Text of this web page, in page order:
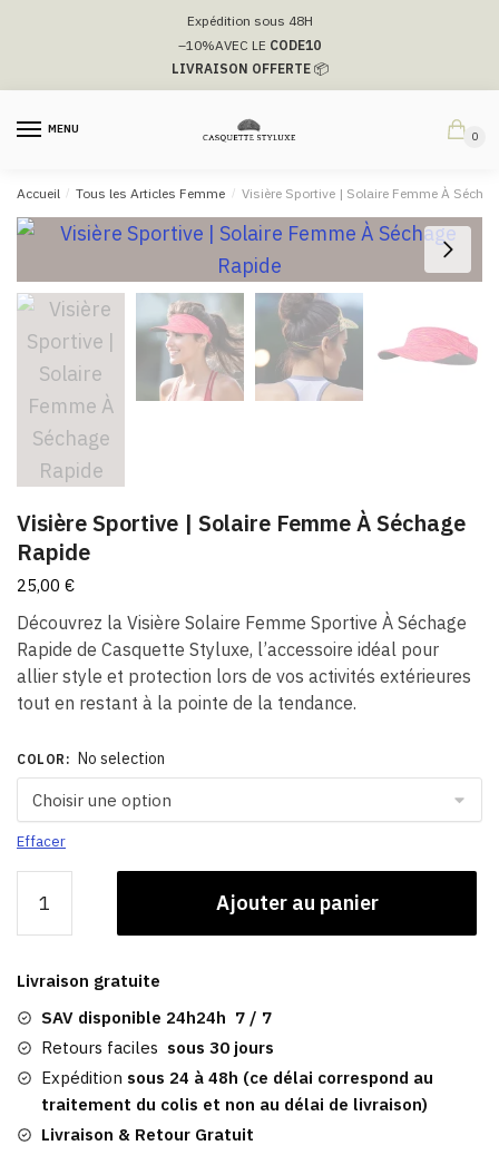
navigation
Expédition sous 48H
–10%AVEC LE CODE10
LIVRAISON OFFERTE📦
MENU
0
Accueil / Tous les Articles Femme / Visière Sportive | Solaire Femme À
Visière Sportive | Solaire Femme À Séchage
Rapide
25,00 €
Découvrez la Visière Solaire Femme Sportive À Séchage
Rapide de Casquette Styluxe, l’accessoire idéal pour
allier style et protection lors de vos activités extérieures
tout en restant à la pointe de la tendance.
COLOR : No selection
Effacer
Visière
|
Solaire
Femme
À
Séchage
Rapide
Ajouter au panier
Livraison gratuite
SAV disponible 24h24h 7 / 7
Retours faciles sous 30 jours
Expédition sous 24 à 48h (ce délai correspond au
traitement du colis et non au délai de livraison)
Livraison & Retour Gratuit